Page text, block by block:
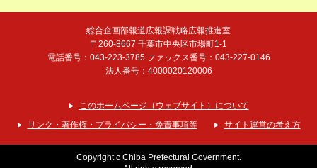
総合企画部報道広報課戦略広報推進室
〒260-8667 千葉市中央区市場町1-1
電話番号：043-223-3785 ファックス番号：043-227-0146
法人番号：4000020120006
このホームページ（ウェブサイト）について
リンク・著作権・プライバシー・免責事項等
サイト運営の考え方
Copyright c Chiba Prefectural Government.